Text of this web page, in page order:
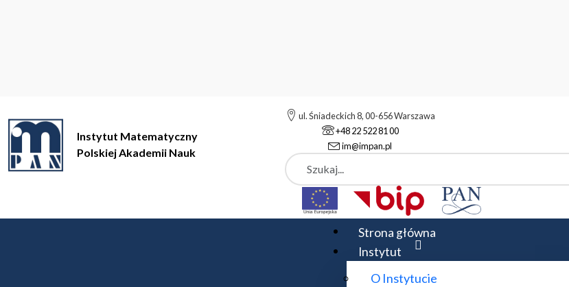
Instytut Matematyczny
Polskiej Akademii Nauk
ul. Śniadeckich 8, 00-656 Warszawa
+48 22 522 81 00
im@impan.pl
Szukaj
Strona główna
Instytut
O Instytucie
Instytut Matematyczny Polskiej Akademii Nauk Minione Semestry Simonsa
Semestry Simonsa 2021 - 2024